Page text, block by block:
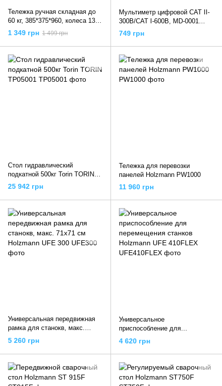
Тележка ручная складная до
60 кг, 385*375*960, колеса 130
мм, (стальная), LT-9006
INTERTOOL
1 349 грн 1 499 грн
Мультиметр цифровой CAT II-
300В/CAT I-600В, MD-0001
INTERTOOL
749 грн
Стол гидравлический
подкатной 500кг Torin TORIN
TP05001
25 942 грн
Тележка для перевозки
панелей Holzmann PW1000
11 960 грн
Универсальная передвижная
рамка для станокв, макс.
71x71 см Holzmann UFE 300
5 260 грн
Универсальное
приспособление для
перемещения станков
Holzmann UFE 410FLEX
4 620 грн